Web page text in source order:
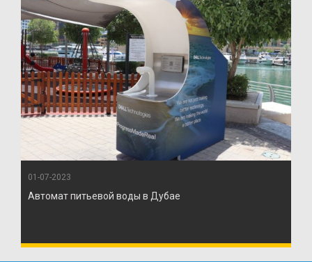
01-07-2023
Автомат питьевой воды в Дубае